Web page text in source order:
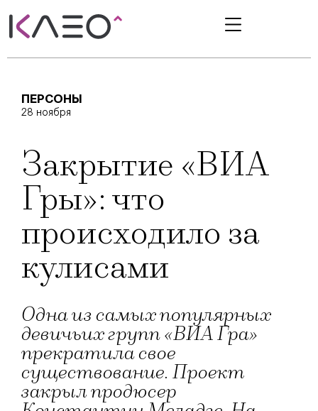
ПЕРСОНЫ
28 ноября
Закрытие «ВИА
Гры»: что
происходило за
кулисами
Одна из самых популярных
девичьих групп «ВИА Гра»
прекратила свое
существование. Проект
закрыл продюсер